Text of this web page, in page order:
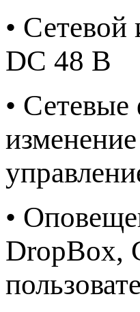
•
DC 48 В
•
•
DropBox,